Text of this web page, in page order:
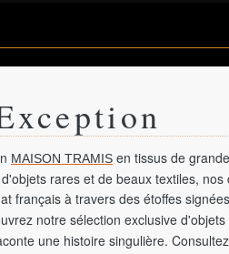
MAISON TRAMIS en tissus de
rares et de beaux textiles, nos
français à travers des étoffes signées
notre sélection exclusive
une histoire singulière.